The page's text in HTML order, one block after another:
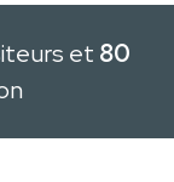
et 80